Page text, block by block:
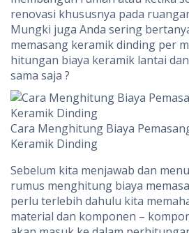
renovasi khususnya pada
Mungki juga Anda sering
memasang keramik dinding per
hitungan biaya keramik lantai
sama saja ?
Cara Menghitung Biaya
Keramik Dinding
Sebelum kita menjawab dan
rumus menghitung biaya
perlu terlebih dahulu kita
material dan komponen –